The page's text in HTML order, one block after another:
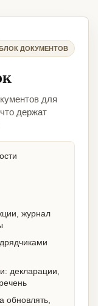
ДОКУМЕНТОВ
для
держат
журнал
декларации,
обновлять,